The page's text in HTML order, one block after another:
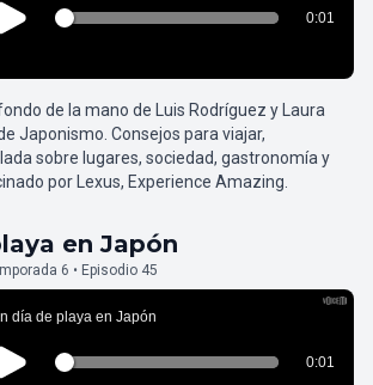
de la mano de Luis Rodríguez y Laura
Japonismo. Consejos para viajar,
sobre lugares, sociedad, gastronomía y
por Lexus, Experience Amazing.
en Japón
6 • Episodio 45